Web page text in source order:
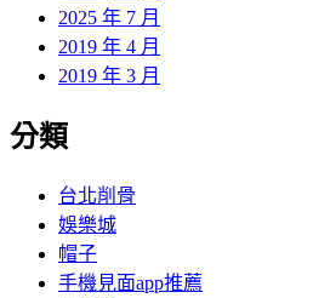
2025 年 7 月
2019 年 4 月
2019 年 3 月
分類
台北削骨
娛樂城
帽子
手機見面app推薦